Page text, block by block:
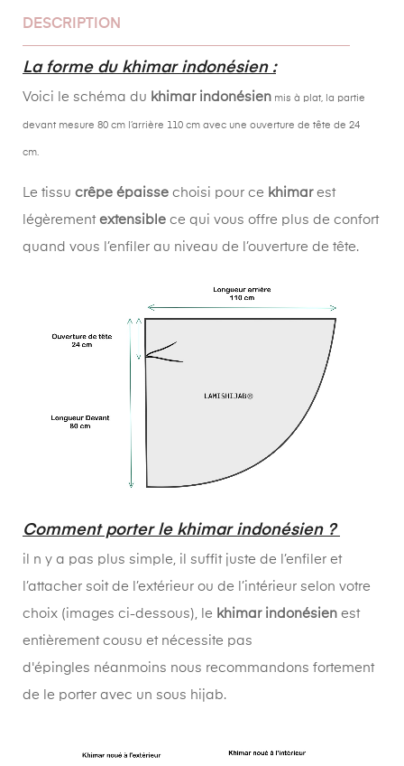
DESCRIPTION
La forme du khimar indonésien :
Voici le schéma du khimar indonésien mis à plat, la partie
devant mesure 80 cm l’arrière 110 cm avec une ouverture de tête de 24
cm.
Le tissu crêpe épaisse choisi pour ce khimarest
légèrement extensible ce qui vous offre plus de confort
quand vous l’enfiler au niveau de l’ouverture de tête.
Comment porter le khimar indonésien ?
il n y a pas plus simple, il suffit juste de l’enfiler et
l’attacher soit de l’extérieur ou de l’intérieur selon votre
choix (images ci-dessous), le khimar indonésien est
entièrement cousu et nécessite pas
d'épingles néanmoins nous recommandons fortement
de le porter avec un sous hijab.